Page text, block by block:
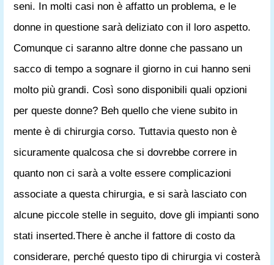
seni. In molti casi non è affatto un problema, e le
donne in questione sarà deliziato con il loro aspetto.
Comunque ci saranno altre donne che passano un
sacco di tempo a sognare il giorno in cui hanno seni
molto più grandi. Così sono disponibili quali opzioni
per queste donne? Beh quello che viene subito in
mente è di chirurgia corso. Tuttavia questo non è
sicuramente qualcosa che si dovrebbe correre in
quanto non ci sarà a volte essere complicazioni
associate a questa chirurgia, e si sarà lasciato con
alcune piccole stelle in seguito, dove gli impianti sono
stati inserted.There è anche il fattore di costo da
considerare, perché questo tipo di chirurgia vi costerà